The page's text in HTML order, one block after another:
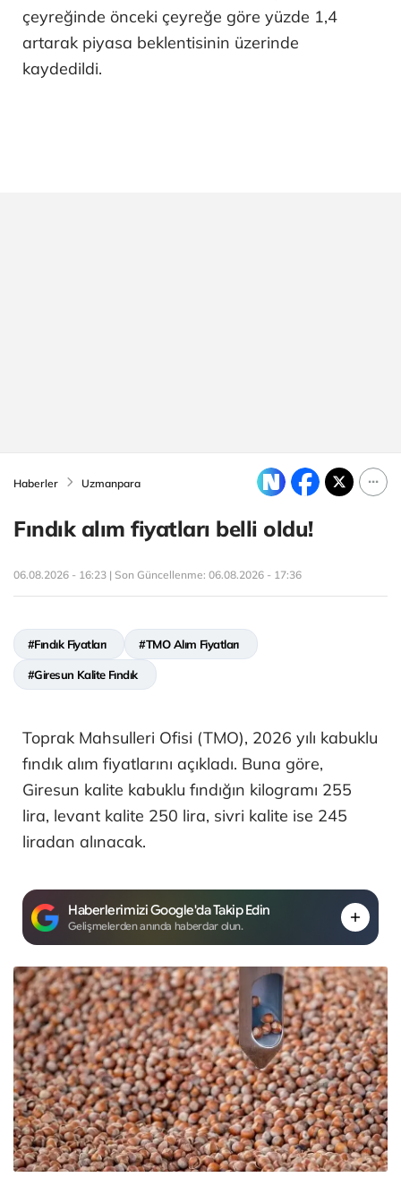
çeyreğinde önceki çeyreğe göre yüzde 1,4
artarak piyasa beklentisinin üzerinde
kaydedildi.
Haberler Uzmanpara
Fındık alım fiyatları belli oldu!
06.08.2026 - 16:23 | Son Güncellenme: 06.08.2026 - 17:36
#Fındık Fiyatları #TMO Alım Fiyatları
#Giresun Kalite Fındık
Toprak Mahsulleri Ofisi (TMO), 2026 yılı kabuklu
fındık alım fiyatlarını açıkladı. Buna göre,
Giresun kalite kabuklu fındığın kilogramı 255
lira, levant kalite 250 lira, sivri kalite ise 245
liradan alınacak.
Haberlerimizi Google'da Takip Edin
Gelişmelerden anında haberdar olun.